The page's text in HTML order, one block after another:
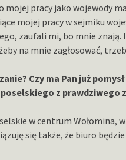
mojej pracy jako wojewody
mojej pracy w sejmiku
zaufali mi, bo mnie znają.
na mnie zagłosować,
Czy ma Pan już
z prawdziwego
w centrum Wołomina,
się także, że biuro